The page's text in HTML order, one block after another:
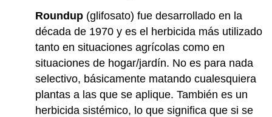
Roundup (glifosato) fue desarrollado en la
década de 1970 y es el herbicida más utilizado
tanto en situaciones agrícolas como en
situaciones de hogar/jardín. No es para nada
selectivo, básicamente matando cualesquiera
plantas a las que se aplique. También es un
herbicida sistémico, lo que significa que si se